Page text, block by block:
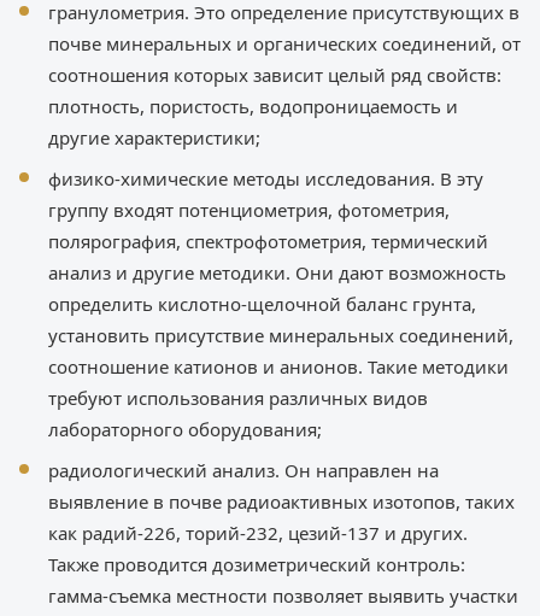
гранулометрия. Это определение присутствующих в
почве минеральных и органических соединений, от
соотношения которых зависит целый ряд свойств:
плотность, пористость, водопроницаемость и
другие характеристики;
физико-химические методы исследования. В эту
группу входят потенциометрия, фотометрия,
полярография, спектрофотометрия, термический
анализ и другие методики. Они дают возможность
определить кислотно-щелочной баланс грунта,
установить присутствие минеральных соединений,
соотношение катионов и анионов. Такие методики
требуют использования различных видов
лабораторного оборудования;
радиологический анализ. Он направлен на
выявление в почве радиоактивных изотопов, таких
как радий-226, торий-232, цезий-137 и других.
Также проводится дозиметрический контроль:
гамма-съемка местности позволяет выявить участки